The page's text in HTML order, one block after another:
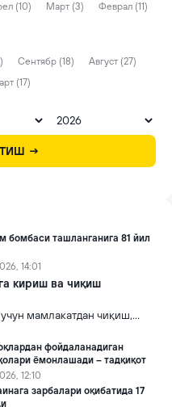
(10) Март (3)
Феврал (11)
Сентябр (18)
Август (27)
(17)
→
бомбаси ташланганига 81 йил
14:01
кириш ва чиқиш
мамлакатдан чиқиш,
тартиби бўйича янги
фойдаланадиган
ёмонлашади – тадқиқот
12:10
зарбалари оқибатида 17